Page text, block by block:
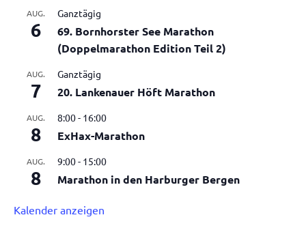
AUG.
6
Ganztägig
69. Bornhorster See Marathon
(Doppelmarathon Edition Teil 2)
AUG.
7
Ganztägig
20. Lankenauer Höft Marathon
AUG.
8
8:00- 16:00
ExHax-Marathon
AUG.
8
9:00- 15:00
Marathon in den Harburger Bergen
Kalender anzeigen